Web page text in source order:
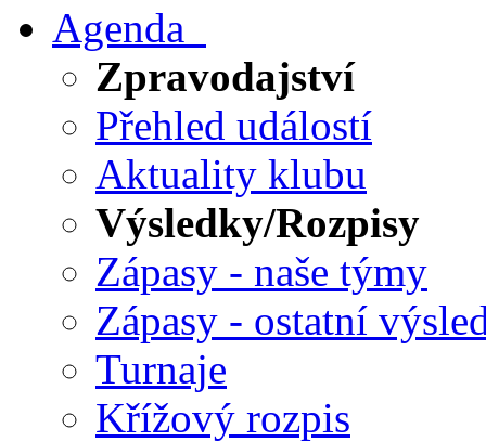
Agenda
Zpravodajství
Přehled událostí
Aktuality klubu
Výsledky/Rozpisy
Zápasy - naše týmy
Zápasy - ostatní
Turnaje
Křížový rozpis